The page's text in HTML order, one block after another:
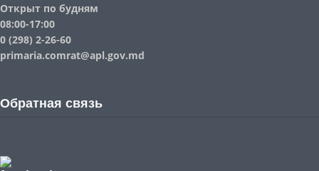
Открыт по будням
08:00-17:00
0 (298) 2-26-60
primaria.comrat@apl.gov.md
Обратная связь